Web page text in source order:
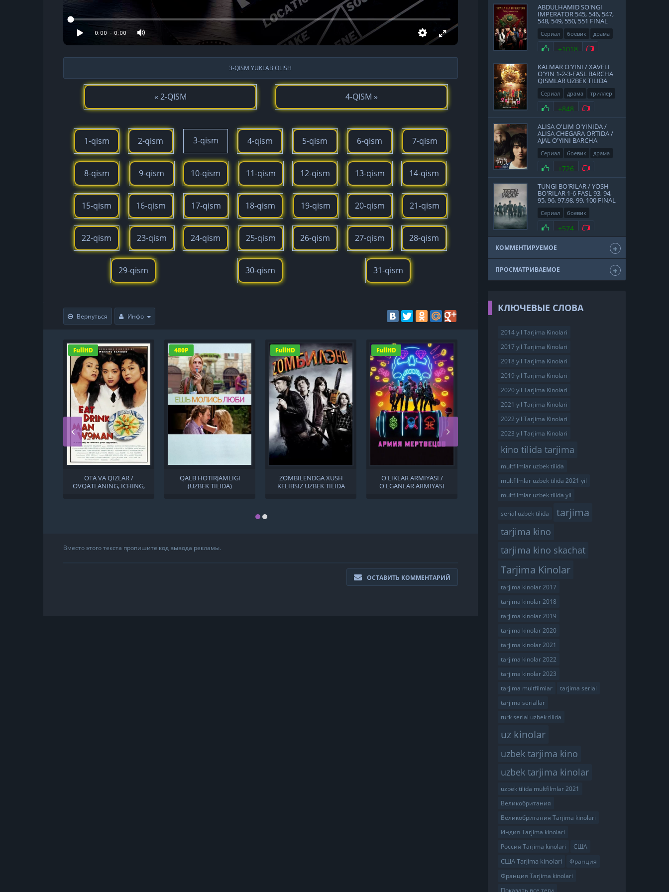
3-QISM YUKLAB OLISH
« 2-QISM 4-QISM »
1-qism 2-qism 3-qism 4-qism 5-qism 6-qism 7-qism
8-qism 9-qism 10-qism 11-qism 12-qism 13-qism 14-qism
15-qism 16-qism 17-qism 18-qism 19-qism 20-qism 21-qism
22-qism 23-qism 24-qism 25-qism 26-qism 27-qism 28-qism
29-qism 30-qism 31-qism
Вернуться Инфо
FullHD
OTA VA QIZLAR /
OVQATLANING, ICHING,
480P
QALB HOTIRJAMLIGI
(UZBEK TILIDA)
FullHD
ZOMBILENDGA XUSH
KELIBSIZ UZBEK TILIDA
FullHD
O'LIKLAR ARMIYASI /
O'LGANLAR ARMIYASI
SHAKARLI BODOM 1
Вместо этого текста пропишите код вывода рекламы.
ОСТАВИТЬ КОММЕНТАРИЙ
ABDULHAMID SO'NGI
IMPERATOR 545, 546, 547,
548, 549, 550, 551 FINAL
QISMLAR UZBEK TILIDA
Сериал боевик
драма
история
2017
Нравится
+1018 Не нравится
KALMAR O'YINI / XAVFLI
O'YIN 1-2-3-FASL BARCHA
QISMLAR UZBEK TILIDA
Сериал драма
триллер
2021
Нравится
+848 Не нравится
ALISA O'LIM O'YINIDA /
ALISA CHEGARA ORTIDA /
AJAL O'YINI BARCHA
QISMLAR UZBEK TILIDA
Сериал боевик
драма
фантастика
Япония
Нравится
+726 Не нравится
TUNGI BO'RILAR / YOSH
BO'RILAR 1-6 FASL 93, 94,
95, 96, 97,98, 99, 100 FINAL
QISMLAR UZBEK TILIDA
Сериал
боевик
мелодрама
драма
2011
Нравится
+574 Не нравится
КОММЕНТИРУЕМОЕ
ПРОСМАТРИВАЕМОЕ
КЛЮЧЕВЫЕ СЛОВА
2014 yil Tarjima Kinolari
2017 yil Tarjima Kinolari
2018 yil Tarjima Kinolari
2019 yil Tarjima Kinolari
2020 yil Tarjima Kinolari
2021 yil Tarjima Kinolari
2022 yil Tarjima Kinolari
2023 yil Tarjima Kinolari
kino tilida tarjima
multfilmlar uzbek tilida
multfilmlar uzbek tilida 2021 yil
multfilmlar uzbek tilida yil
serial uzbek tilida tarjima
tarjima kino
tarjima kino skachat
Tarjima Kinolar
tarjima kinolar 2017
tarjima kinolar 2018
tarjima kinolar 2019
tarjima kinolar 2020
tarjima kinolar 2021
tarjima kinolar 2022
tarjima kinolar 2023
tarjima multfilmlar
tarjima serial
tarjima seriallar
turk serial uzbek tilida
uz kinolar
uzbek tarjima kino
uzbek tarjima kinolar
uzbek tilida multfilmlar 2021
Великобритания
Великобритания Tarjima kinolari
Индия Tarjima kinolari
Россия Tarjima kinolari
США
США Tarjima kinolari
Франция
Франция Tarjima kinolari
Показать все теги